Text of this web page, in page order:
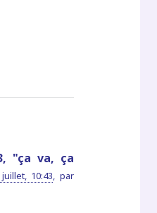
"ça va, ça
10:43
par